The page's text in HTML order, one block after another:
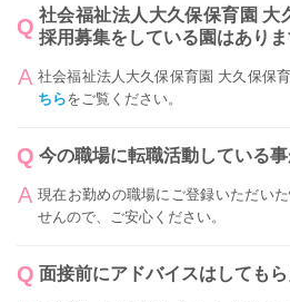
社会福祉法人大久保保育園 大
採用募集をしている園はありま
社会福祉法人大久保保育園 大久保保
ちらをご覧ください。
今の職場に転職活動している
現在お勤めの職場にご登録いただい
せんので、ご安心ください。
面接前にアドバイスはしても